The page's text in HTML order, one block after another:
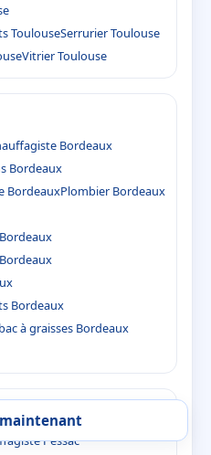
ToulouseSerrurier Toulouse
Vitrier Toulouse
Bordeaux
Bordeaux
BordeauxPlombier Bordeaux
Bordeaux
à graisses Bordeaux
Pessac